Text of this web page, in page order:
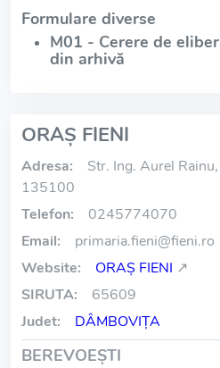
Formulare diverse
M01 - Cerere de
din arhivă
ORAŞ FIENI
Adresa:
Str. Ing. Aurel
135100
Telefon:
0245774070
Email:
primaria.fieni@fieni.ro
Website:
ORAŞ FIENI ↗
SIRUTA:
65609
Judet:
DÂMBOVIŢA
BEREVOEŞTI